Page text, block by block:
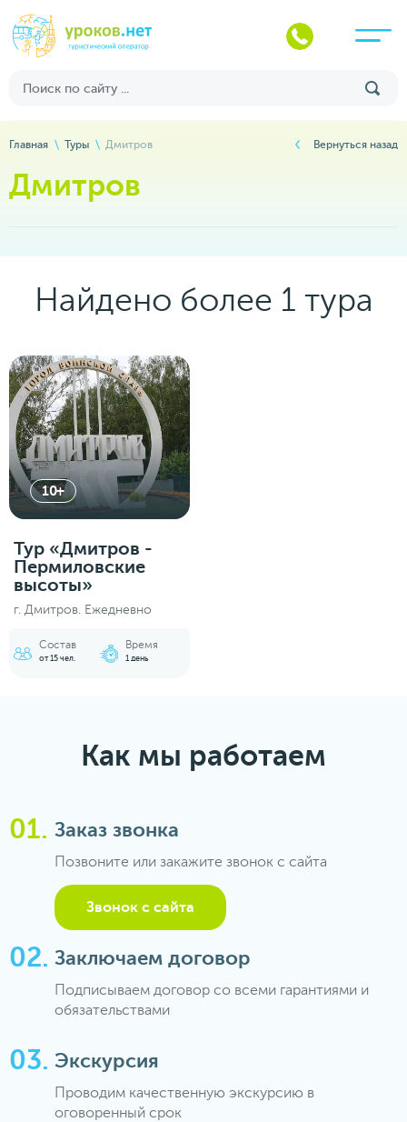
Главная Туры Дмитров Вернуться назад
Дмитров
Найдено более 1 тура
10+
Тур «Дмитров -
Пермиловские
высоты»
г. Дмитров. Ежедневно
Состав
от 15 чел.
Время
1 день
Как мы работаем
Заказ звонка
Позвоните или закажите звонок с сайта
Звонок с сайта
Заключаем договор
Подписываем договор со всеми гарантиями и
обязательствами
Экскурсия
Проводим качественную экскурсию в
оговоренный срок